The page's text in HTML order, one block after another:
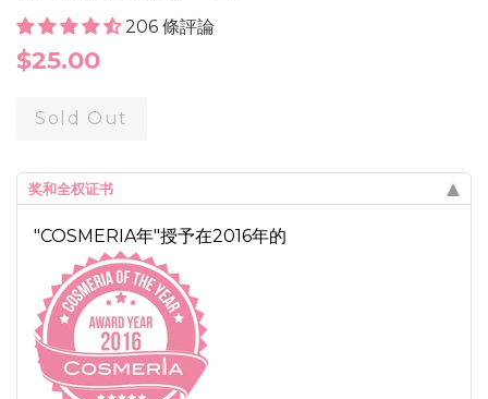
206 條評論
Regular
$25.00
Sold Out
奖和全权证书
"COSMERIA年"授予在2016年的